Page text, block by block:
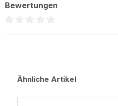
Bewertungen
Produktgalerie überspringen
Ähnliche Artikel